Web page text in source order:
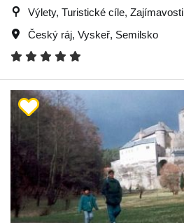
Výlety, Turistické cíle, Zajímavosti
Český ráj, Vyskeř, Semilsko